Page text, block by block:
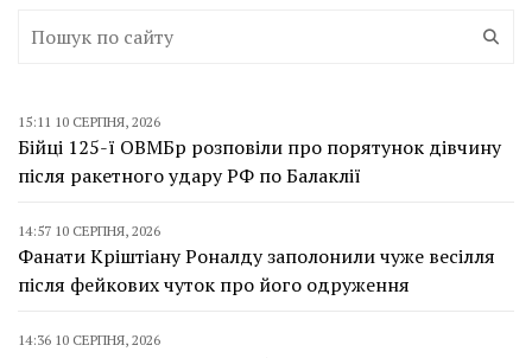
15:11 10 СЕРПНЯ, 2026
Бійці 125-ї ОВМБр розповіли про порятунок дівчину
після ракетного удару РФ по Балаклії
14:57 10 СЕРПНЯ, 2026
Фанати Кріштіану Роналду заполонили чуже весілля
після фейкових чуток про його одруження
14:36 10 СЕРПНЯ, 2026